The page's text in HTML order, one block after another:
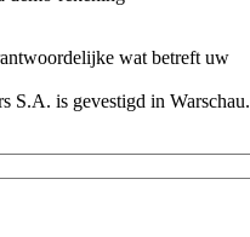
wat betreft uw
is gevestigd in Warschau.